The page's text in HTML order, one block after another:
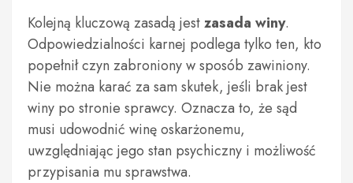
Kolejną kluczową zasadą jestzasada winy.
Odpowiedzialności karnej podlega tylko ten, kto
popełnił czyn zabroniony w sposób zawiniony.
Nie można karać za sam skutek, jeśli brak jest
winy po stronie sprawcy. Oznacza to, że sąd
musi udowodnić winę oskarżonemu,
uwzględniając jego stan psychiczny i możliwość
przypisania mu sprawstwa.